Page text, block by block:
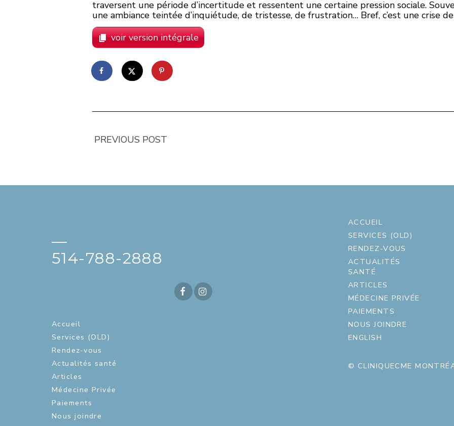
traversent une période d’incertitude et ressentent une certaine pression sociale.
une ambiance teintée d’inquiétude, de tristesse, de frustration… Bref, c’est une crise
voir version intégrale
PREVIOUS POST
—
514-788-2888
Accueil
Services (OLD)
Rendez-vous
Actualités santé
Articles
Médecine Privée
Paiements
Nous joindre
ACCUEIL
SERVICES (OLD)
RENDEZ-VOUS
ACTUALITÉS
SANTÉ
ARTICLES
MÉDECINE PRIVÉE
PAIEMENTS
NOUS JOINDRE
ENGLISH
© CLINIQUECME